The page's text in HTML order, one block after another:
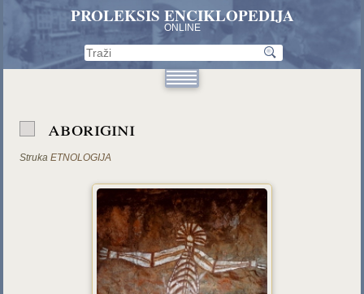
PROLEKSIS ENCIKLOPEDIJA
ONLINE
aborigini
Struka ETNOLOGIJA